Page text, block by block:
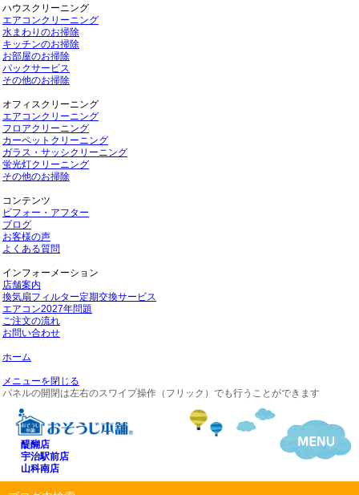
ハウスクリーニング
エアコンクリーニング
水まわりのお掃除
キッチンのお掃除
お部屋のお掃除
パックサービス
その他のお掃除
オフィスクリーニング
エアコンクリーニング
フロアクリーニング
カーペットクリーニング
ガラス・サッシクリーニング
蛍光灯クリーニング
その他のお掃除
コンテンツ
ビフォー・アフター
ブログ
お客様の声
よくある質問
インフォーメーション
店舗案内
換気扇フィルター定期交換サービス
エアコン2027年問題
ご注文の流れ
お問い合わせ
ホーム
メニューを閉じる
パネルの開閉は左右のスワイプ操作（フリック）でも行うことができます
醍醐店
宇治駅前店
山科南店